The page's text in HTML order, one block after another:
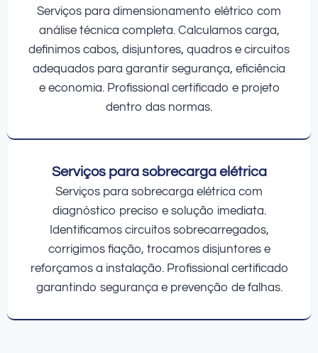
Serviços para dimensionamento elétrico com
análise técnica completa. Calculamos carga,
definimos cabos, disjuntores, quadros e circuitos
adequados para garantir segurança, eficiência
e economia. Profissional certificado e projeto
dentro das normas.
Serviços para sobrecarga elétrica
Serviços para sobrecarga elétrica com
diagnóstico preciso e solução imediata.
Identificamos circuitos sobrecarregados,
corrigimos fiação, trocamos disjuntores e
reforçamos a instalação. Profissional certificado
garantindo segurança e prevenção de falhas.